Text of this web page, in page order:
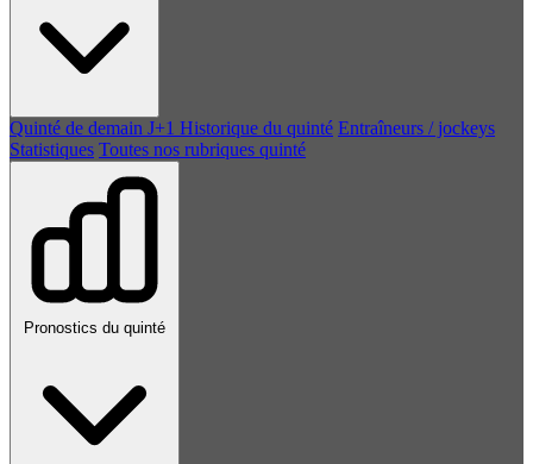
Quinté de demain J+1 Historique du quinté Entraîneurs / jockeys
Statistiques Toutes nos rubriques quinté
Pronostics du quinté